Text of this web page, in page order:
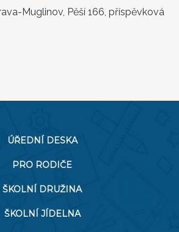
Muglinov, Pěší 166, příspěvková
ÚŘEDNÍ DESKA
PRO RODIČE
ŠKOLNÍ DRUŽINA
ŠKOLNÍ JÍDELNA